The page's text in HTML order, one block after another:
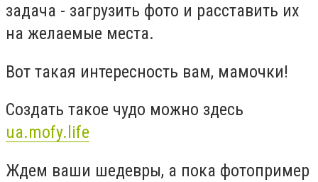
задача - загрузить фото и расставить их
на желаемые места.
Вот такая интересность вам, мамочки!⠀
Создать такое чудо можно здесь
ua.mofy.life
Ждем ваши шедевры, а пока фотопример